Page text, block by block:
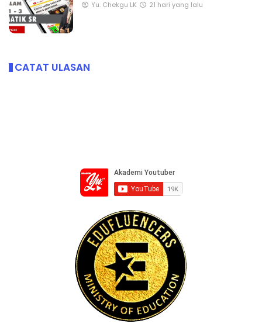
Yu. Chekgu LK 21 hari yang lalu
CATAT ULASAN